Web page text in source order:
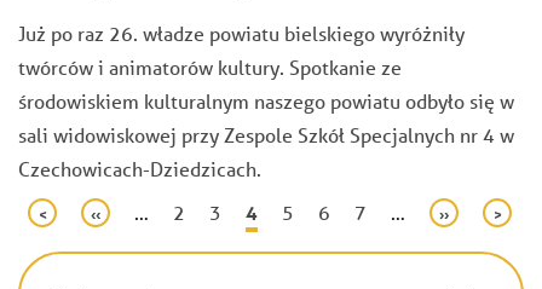
Już po raz 26. władze powiatu bielskiego wyróżniły
twórców i animatorów kultury. Spotkanie ze
środowiskiem kulturalnym naszego powiatu odbyło się w
sali widowiskowej przy Zespole Szkół Specjalnych nr 4 w
Czechowicach-Dziedzicach.
Stronicowanie
Pierwsza
<
Poprzednia
‹‹ … Page
2 Page
3
Bieżąca
4 Page
5 Page
6 Page
7 …
Następna
›› >